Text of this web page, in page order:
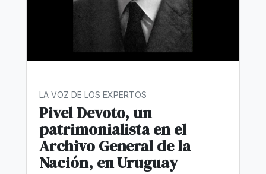
LA VOZ DE LOS EXPERTOS
Pivel Devoto, un
patrimonialista en el
Archivo General de la
Nación, en Uruguay